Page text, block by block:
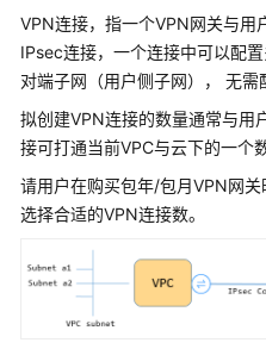
服
告
产
品
介
绍
计
VPN连接，指一个VPN网关与用
IPsec连接，一个连接中可以配
对端子网（用户侧子网）， 无需
拟创建VPN连接的数量通常与用
接可打通当前VPC与云下的一个
请用户在购买包年/包月VPN网
选择合适的VPN连接数。